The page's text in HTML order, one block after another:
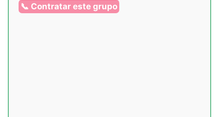
📞 Contratar este grupo